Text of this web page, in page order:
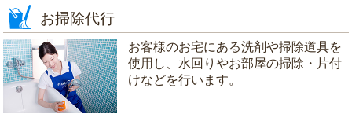
お掃除代行
お客様のお宅にある洗剤や掃除道具を
使用し、水回りやお部屋の掃除・片付
けなどを行います。